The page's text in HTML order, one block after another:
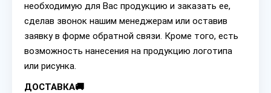
необходимую для Вас продукцию и заказать ее,
сделав звонок нашим менеджерам или оставив
заявку в форме обратной связи. Кроме того, есть
возможность нанесения на продукцию логотипа
или рисунка.
ДОСТАВКА🚚